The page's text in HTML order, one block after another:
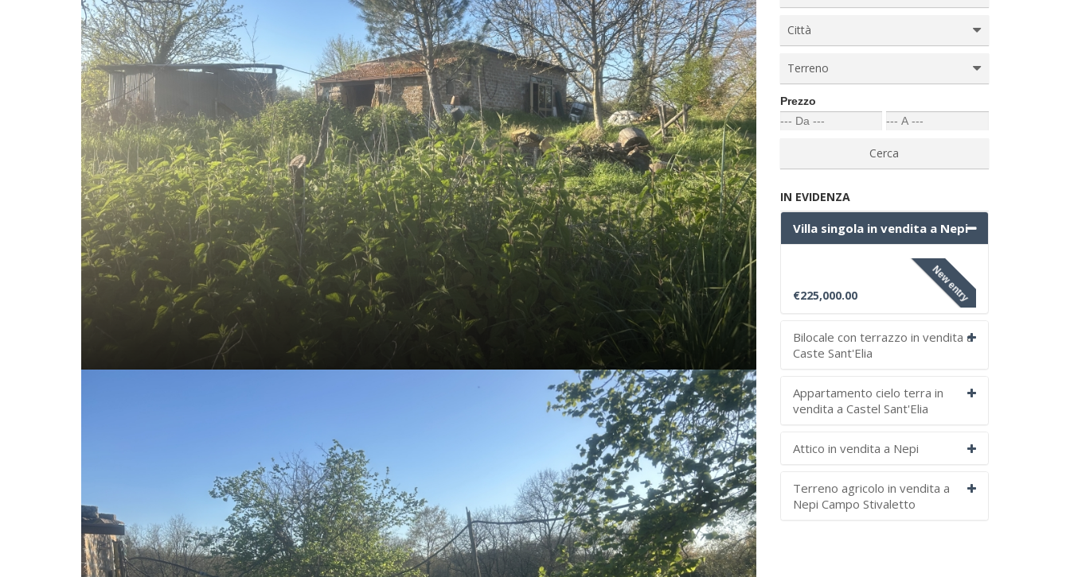
Città
Terreno
Prezzo
IN EVIDENZA
Villa singola in vendita a Nepi
New entry
€225,000.00
Bilocale con terrazzo in vendita a
Caste Sant'Elia
Appartamento cielo terra in
vendita a Castel Sant'Elia
Attico in vendita a Nepi
Terreno agricolo in vendita a
Nepi Campo Stivaletto